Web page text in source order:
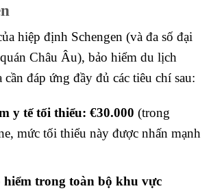
hiệp định Schengen (và đa số đại
Châu Âu), bảo hiểm du lịch
đáp ứng đầy đủ các tiêu chí sau:
y tế tối thiểu: €30.000 (trong
mức tối thiểu này được nhấn mạnh
hiểm trong toàn bộ khu vực